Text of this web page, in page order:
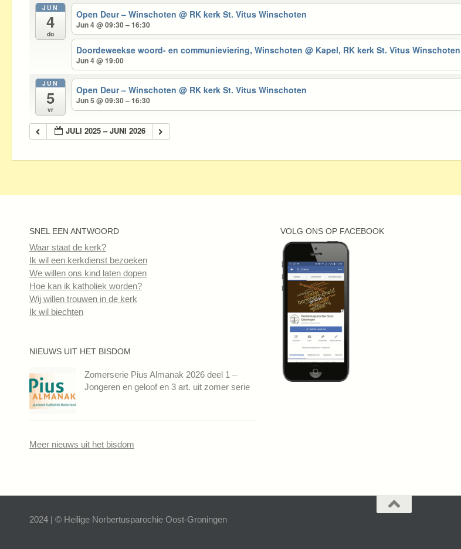
JUN
4
do
Open Deur – Winschoten@ RK kerk St. Vitus Winschoten
Jun 4 @ 09:30 – 16:30
Doordeweekse woord- en communieviering, Winschoten@ Kapel, RK kerk St. Vitus Winschoten
Jun 4 @ 19:00
JUN
5
vr
Open Deur – Winschoten@ RK kerk St. Vitus Winschoten
Jun 5 @ 09:30 – 16:30
JULI 2025 – JUNI 2026
SNEL EEN ANTWOORD
Waar staat de kerk?
Ik wil een kerkdienst bezoeken
We willen ons kind laten dopen
Hoe kan ik katholiek worden?
Wij willen trouwen in de kerk
Ik wil biechten
NIEUWS UIT HET BISDOM
Zomerserie Pius Almanak 2026 deel 1 –
Jongeren en geloof en 3 art. uit zomer serie
Meer nieuws uit het bisdom
VOLG ONS OP FACEBOOK
2024 | © Heilige Norbertusparochie Oost-Groningen